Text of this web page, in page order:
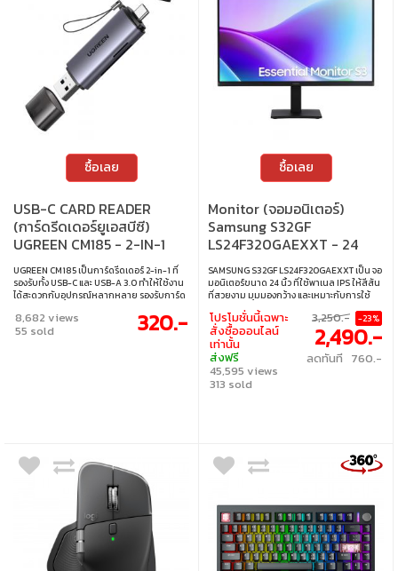
ซื้อเลย
USB-C CARD READER
(การ์ดรีดเดอร์ยูเอสบีซี)
UGREEN CM185 - 2-IN-1
USB-C & USB 3.0 SD/TF
(50706)
UGREEN CM185 เป็นการ์ดรีดเดอร์ 2-in-1 ที่
รองรับทั้ง USB-C และ USB-A 3.0 ทำให้ใช้งาน
ได้สะดวกกับอุปกรณ์หลากหลาย รองรับการ์ด
ต้องการโอนถ่ายข้อมูลอย่างรวดเร็วและสะดวก
สบาย • พอร์ตอินพุต : 1 x USB-A 3.0, 1 x USB-
8,682 views
55 sold 320.-
ซื้อเลย
Monitor (จอมอนิเตอร์)
Samsung S32GF
LS24F320GAEXXT - 24
Inch IPS FHD 120Hz
SAMSUNG S32GF LS24F320GAEXXT เป็น จอ
มอนิเตอร์ขนาด 24 นิ้ว ที่ใช้พาเนล IPS ให้สีสัน
ที่สวยงาม มุมมองกว้าง และเหมาะกับการใช้
งานหลากหลาย ทั้ง เล่นเกม, ดูหนัง, และทำงาน
ด้วย รีเฟรชเรท 120Hz และ เวลาตอบสนอง
5ms ทำให้ได้ภาพที่ลื่นไหลกว่าจอ 60Hz ทั่วไป
อีกทั้งยังรองรับ สี 16.7 ล้านสี ช่วยให้ภาพดู
สมจริง พร้อมพอร์ต HDMI 2 ช่อง ที่รองรับการ
เชื่อมต่อกับพีซี, คอนโซลเกม และอุปกรณ์อื่นๆ
ได้สะดวก เหมาะสำหรับการใช้งานในชีวิตประจำ
บนผนัง : VESA ขนาด 100 x 100 มม.
โปรโมชั่นนี้เฉพาะ
สั่งซื้อออนไลน์
เท่านั้น
ส่งฟรี
45,595 views
313 sold
3,250.- -23%
2,490.-
ลดทันที 760.-